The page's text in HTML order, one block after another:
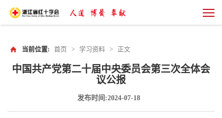
当前位置: 首页 > 学习资料 > 正文
中国共产党第二十届中央委员会第三次全体会
议公报
发布时间:2024-07-18